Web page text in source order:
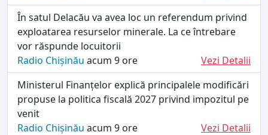
În satul Delacău va avea loc un referendum privind
exploatarea resurselor minerale. La ce întrebare
vor răspunde locuitorii
Radio Chișinău acum 9 ore
Vezi Detalii
Ministerul Finanțelor explică principalele modificări
propuse la politica fiscală 2027 privind impozitul pe
venit
Radio Chișinău acum 9 ore
Vezi Detalii